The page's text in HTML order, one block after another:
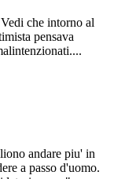
che intorno al
pensava
andare piu' in
a passo d'uomo.